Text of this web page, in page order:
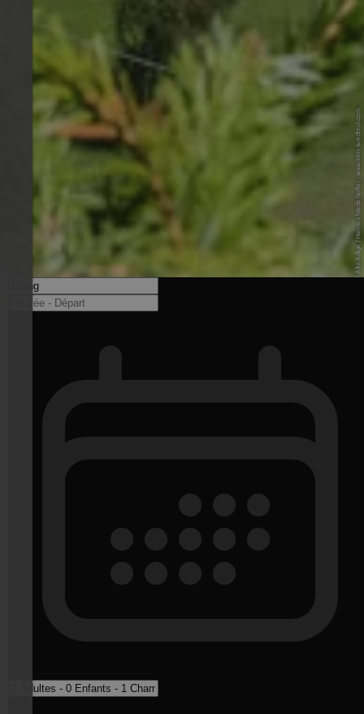
© IDM Südtirol-Alto Adige / Hannes Niederkofler - www.idm-suedtirol.com